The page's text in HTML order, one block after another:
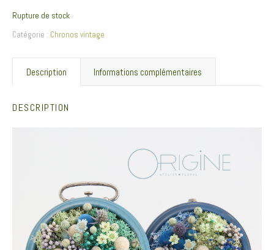
Rupture de stock
Catégorie : Chronos vintage
Description Informations complémentaires
DESCRIPTION